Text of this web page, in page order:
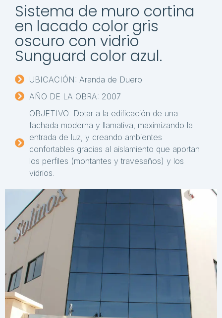
Sistema de muro cortina
en lacado color gris
oscuro con vidrio
Sunguard color azul.
UBICACIÓN: Aranda de Duero
AÑO DE LA OBRA: 2007
OBJETIVO: Dotar a la edificación de una
fachada moderna y llamativa, maximizando la
entrada de luz, y creando ambientes
confortables gracias al aislamiento que aportan
los perfiles (montantes y travesaños) y los
vidrios.